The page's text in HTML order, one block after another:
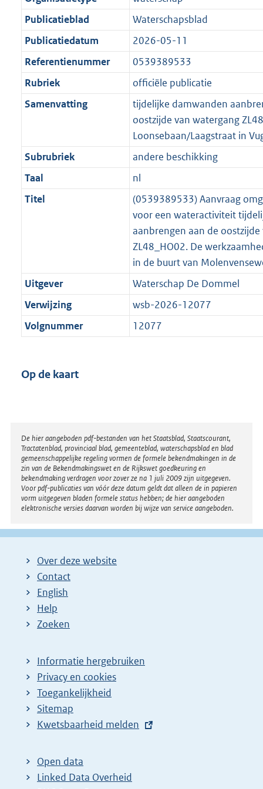
Publicatieblad
Waterschapsblad
Publicatiedatum
2026-05-11
Referentienummer
0539389533
Rubriek
officiële publicatie
Samenvatting
tijdelijke damwanden
oostzijde van watergang
Loonsebaan/Laagstraat in
Subrubriek
andere beschikking
Taal
nl
Titel
(0539389533) Aanvraag
voor een wateractiviteit
aanbrengen aan de
ZL48_HO02. De
in de buurt van
Uitgever
Waterschap De Dommel
Verwijzing
wsb-2026-12077
Volgnummer
12077
Op de kaart
Disclaimer
De hier aangeboden pdf-bestanden van het Staatsblad, Staatscourant,
Tractatenblad, provinciaal blad, gemeenteblad, waterschapsblad en blad
gemeenschappelijke regeling vormen de formele bekendmakingen in de
zin van de Bekendmakingswet en de Rijkswet goedkeuring en
bekendmaking verdragen voor zover ze na 1 juli 2009 zijn uitgegeven.
Voor pdf-publicaties van vóór deze datum geldt dat alleen de in papieren
vorm uitgegeven bladen formele status hebben; de hier aangeboden
elektronische versies daarvan worden bij wijze van service aangeboden.
Over deze website
Contact
English
Help
Zoeken
Informatie hergebruiken
Privacy en cookies
Toegankelijkheid
Sitemap
E
t
e
Kwetsbaarheid melden
Open data
Linked Data Overheid